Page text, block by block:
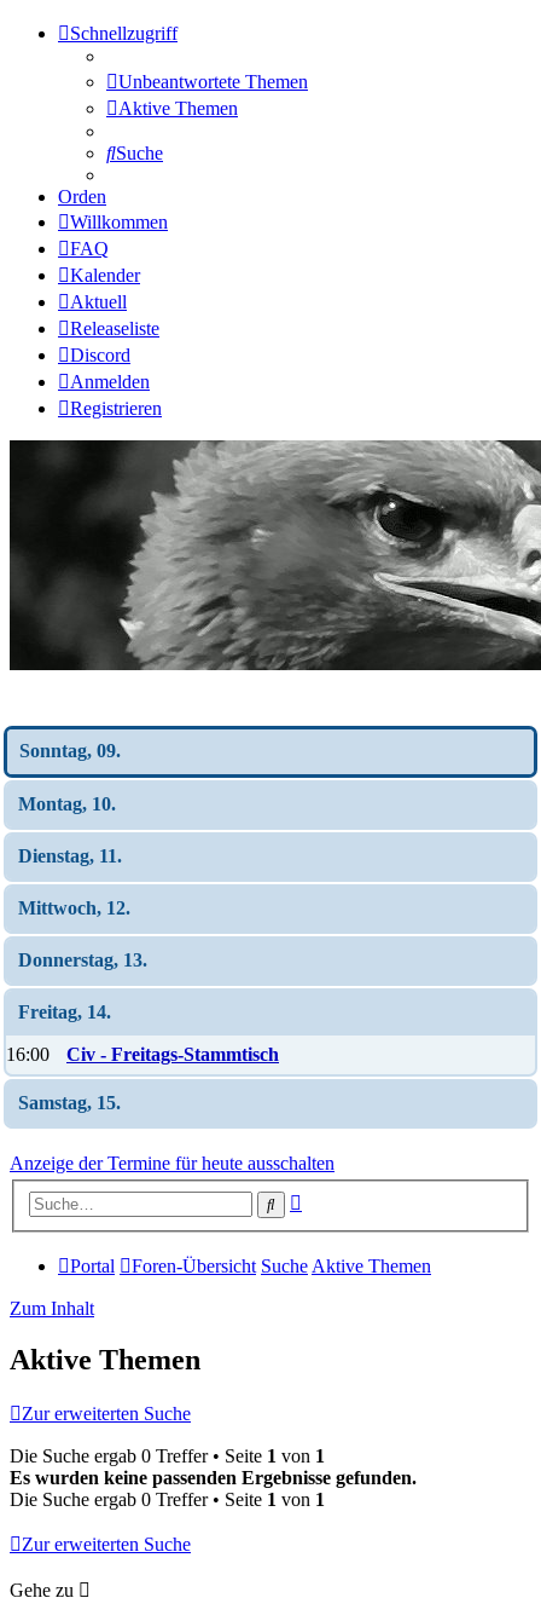
Schnellzugriff
Unbeantwortete Themen
Aktive Themen
Suche
Orden
Willkommen
FAQ
Kalender
Aktuell
Releaseliste
Discord
Anmelden
Registrieren
Sonntag, 09.
Montag, 10.
Dienstag, 11.
Mittwoch, 12.
Donnerstag, 13.
Freitag, 14.
16:00 Civ - Freitags-Stammtisch
Samstag, 15.
Anzeige der Termine für heute ausschalten
Suche
Portal Foren-Übersicht Suche Aktive Themen
Zum Inhalt
Aktive Themen
Zur erweiterten Suche
Die Suche ergab 0 Treffer • Seite 1 von 1
Es wurden keine passenden Ergebnisse gefunden.
Die Suche ergab 0 Treffer • Seite 1 von 1
Zur erweiterten Suche
Gehe zu